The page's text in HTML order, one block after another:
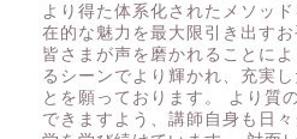
より得た体系化されたメソッ
在的な魅力を最大限引き出すお
皆さまが声を磨かれることに
るシーンでより輝かれ、充実
とを願っております。 より質
できますよう、講師自身も日